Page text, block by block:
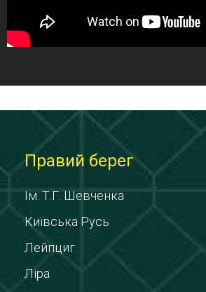
Правий берег
Ім. Т.Г. Шевченка
Київська Русь
Лейпциг
Ліра